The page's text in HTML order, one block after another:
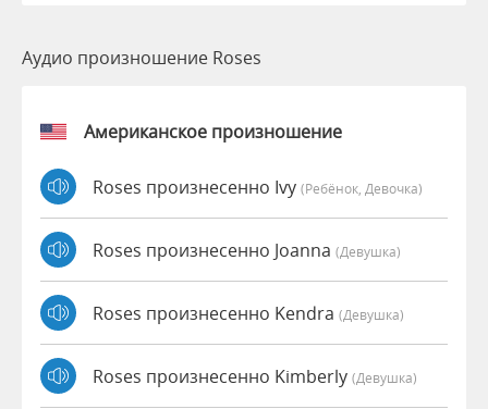
Аудио произношение Roses
Американское произношение
Roses произнесенно Ivy (Ребёнок, Девочка)
Roses произнесенно Joanna (девушка)
Roses произнесенно Kendra (девушка)
Roses произнесенно Kimberly (девушка)